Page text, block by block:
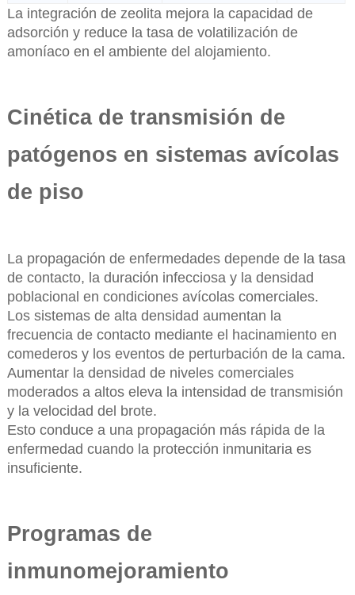
La integración de zeolita mejora la capacidad de
adsorción y reduce la tasa de volatilización de
amoníaco en el ambiente del alojamiento.
Cinética de transmisión de
patógenos en sistemas avícolas
de piso
La propagación de enfermedades depende de la tasa
de contacto, la duración infecciosa y la densidad
poblacional en condiciones avícolas comerciales.
Los sistemas de alta densidad aumentan la
frecuencia de contacto mediante el hacinamiento en
comederos y los eventos de perturbación de la cama.
Aumentar la densidad de niveles comerciales
moderados a altos eleva la intensidad de transmisión
y la velocidad del brote.
Esto conduce a una propagación más rápida de la
enfermedad cuando la protección inmunitaria es
insuficiente.
Programas de
inmunomejoramiento